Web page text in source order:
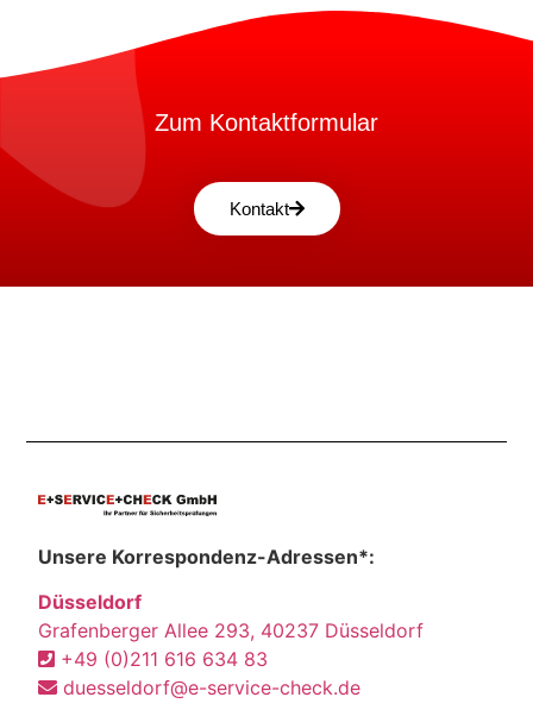
Zum Kontaktformular
Kontakt
Unsere Korrespondenz-Adressen*:
Düsseldorf
Grafenberger Allee 293, 40237 Düsseldorf
+49 (0)211 616 634 83
duesseldorf@e-service-check.de